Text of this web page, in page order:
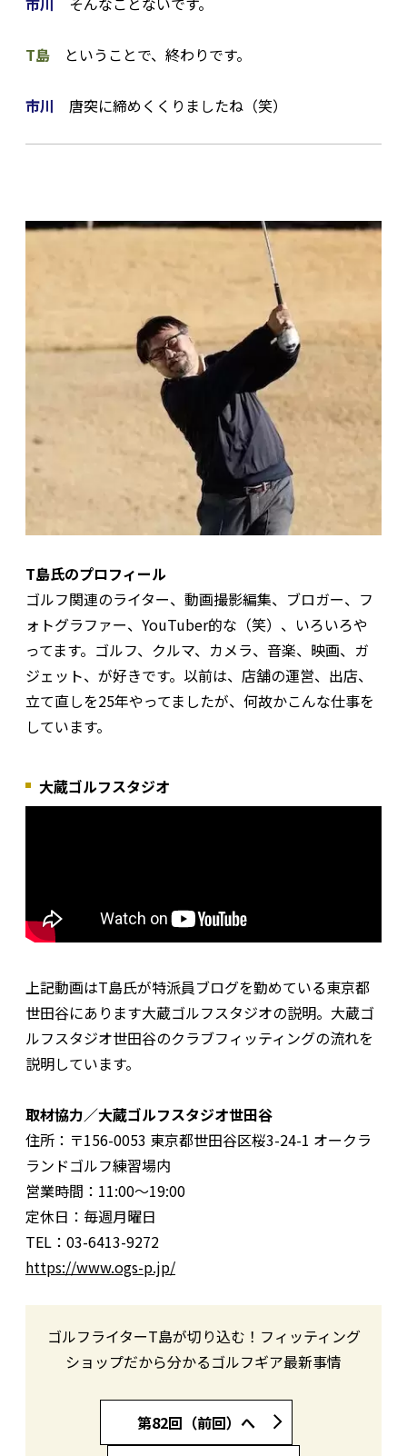
T島 ということで、終わりです。
市川 唐突に締めくくりましたね（笑）
T島氏のプロフィール
ゴルフ関連のライター、動画撮影編集、ブロガー、フ
ォトグラファー、YouTuber的な（笑）、いろいろや
ってます。ゴルフ、クルマ、カメラ、音楽、映画、ガ
ジェット、が好きです。以前は、店舗の運営、出店、
立て直しを25年やってましたが、何故かこんな仕事を
しています。
大蔵ゴルフスタジオ
上記動画はT島氏が特派員ブログを勤めている東京都
世田谷にあります大蔵ゴルフスタジオの説明。大蔵ゴ
ルフスタジオ世田谷のクラブフィッティングの流れを
説明しています。
取材協力／大蔵ゴルフスタジオ世田谷
住所：〒156-0053 東京都世田谷区桜3-24-1 オークラ
ランドゴルフ練習場内
営業時間：11:00〜19:00
定休日：毎週月曜日
TEL：03-6413-9272
https://www.ogs-p.jp/
ゴルフライターT島が切り込む！フィッティング
ショップだから分かるゴルフギア最新事情
第82回（前回）へ